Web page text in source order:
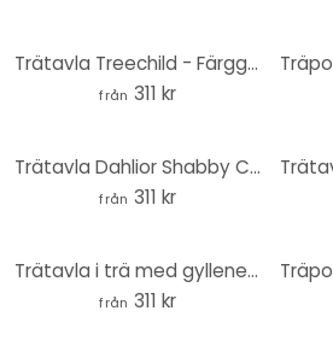
Trätavla Treechild - Färgglada blommor i Fridas händer - Rund
från 311 kr
Trätavla Dahlior Shabby Chic Rosa - Blomstersmycke - Dekor - Rund
från 311 kr
Trätavla i trä med gyllene 3D-krona - Mielu - Rund
från 311 kr